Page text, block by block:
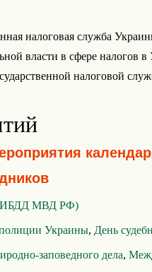
налоговая служба
власти в сфере налогов
налоговой
МВД РФ)
Украины, День
заповедного дела,